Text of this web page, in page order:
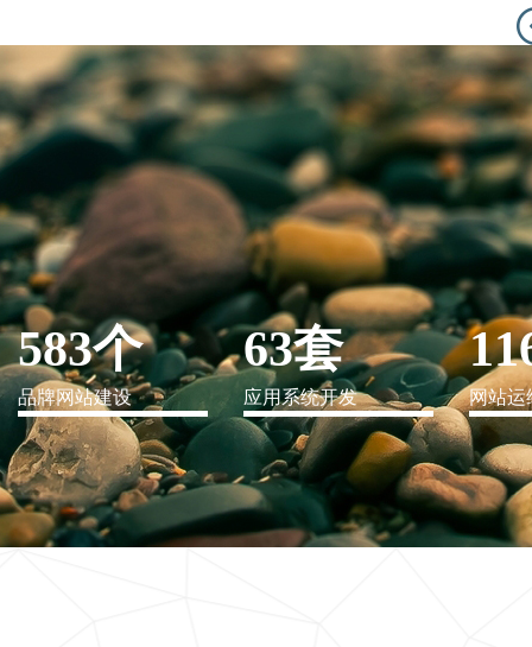
IT行业解决方案
信息爆炸时代，信息传递是否做到更新、更全、更
快
583个
品牌网站建设
63套
应用系统开发 网站运